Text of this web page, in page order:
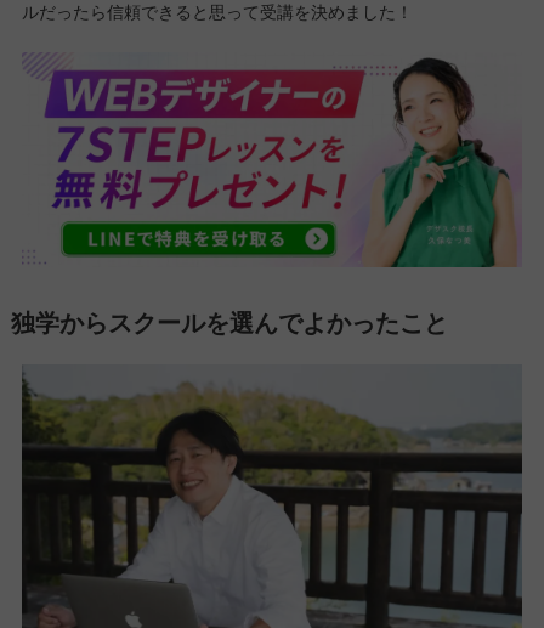
ルだったら信頼できると思って受講を決めました！
独学からスクールを選んでよかったこと